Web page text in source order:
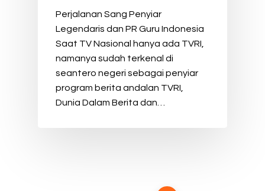
Perjalanan Sang Penyiar
Legendaris dan PR Guru Indonesia
Saat TV Nasional hanya ada TVRI,
namanya sudah terkenal di
seantero negeri sebagai penyiar
program berita andalan TVRI,
Dunia Dalam Berita dan…